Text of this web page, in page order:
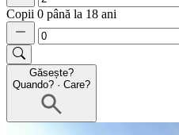
Copii 0 până la 18 ani
Găsește?
Quando? · Care?